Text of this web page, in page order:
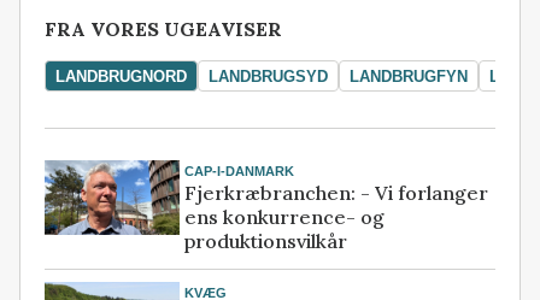
FRA VORES UGEAVISER
LANDBRUGNORD LANDBRUGSYD LANDBRUGFYN
CAP-I-DANMARK
Fjerkræbranchen: - Vi forlanger
ens konkurrence- og
produktionsvilkår
KVÆG